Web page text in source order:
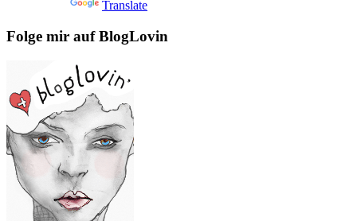
Translate
Folge mir auf BlogLovin